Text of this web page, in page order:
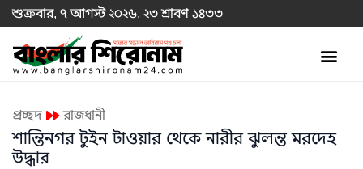
শুক্রবার, ৭ আগস্ট ২০২৬, ২৩ শ্রাবণ ১৪৩৩
প্রচ্ছদ রাজধানী
শান্তিনগর টুইন টাওয়ার থেকে নারীর ঝুলন্ত মরদেহ
উদ্ধার